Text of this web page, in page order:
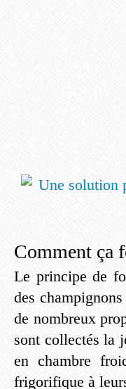
Comment ça
Le principe de
des
de nombreux
sont collectés la
en chambre
frigorifique à